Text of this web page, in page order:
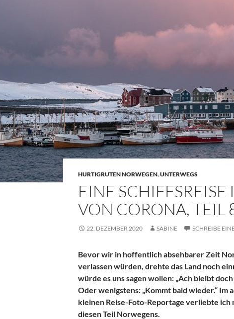
HURTIGRUTEN NORWEGEN,UNTERWEGS
EINE
VON CORONA, TEIL
22. DEZEMBER 2020 SABINE SCHREIBE
Bevor wir in hoffentlich absehbarer Zeit
verlassen würden, drehte das Land noch
würde es uns sagen wollen: „Ach bleibt
Oder wenigstens: „Kommt bald wieder.“ Im
kleinen Reise-Foto-Reportage verliebte ich
diesen Teil Norwegens.